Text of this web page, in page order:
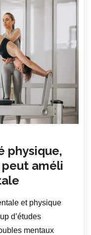
physique,
améli
et physique
d’études
mentaux